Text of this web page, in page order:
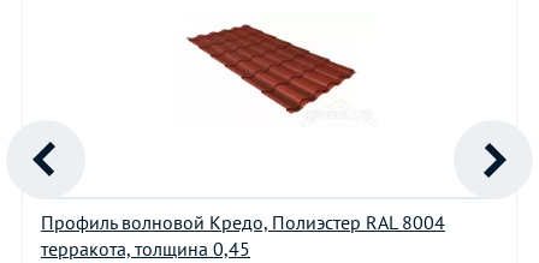
Профиль волновой Кредо, Полиэстер RAL 8004
терракота, толщина 0,45